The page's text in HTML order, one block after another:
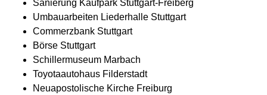
Sanierung Kaufpark Stuttgart-Freiberg
Umbauarbeiten Liederhalle Stuttgart
Commerzbank Stuttgart
Börse Stuttgart
Schillermuseum Marbach
Toyotaautohaus Filderstadt
Neuapostolische Kirche Freiburg